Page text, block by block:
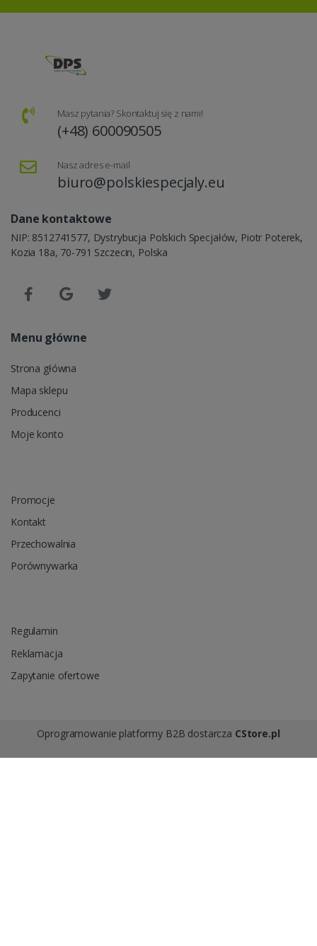
Masz pytania? Skontaktuj się z nami!
(+48) 600090505
Nasz adres e-mail
biuro@polskiespecjaly.eu
Dane kontaktowe
NIP: 8512741577, Dystrybucja Polskich Specjałów, Piotr Poterek,
Kozia 18a, 70-791 Szczecin, Polska
Menu główne
Strona główna
Mapa sklepu
Producenci
Moje konto
Promocje
Kontakt
Przechowalnia
Porównywarka
Regulamin
Reklamacja
Zapytanie ofertowe
Oprogramowanie platformy B2B dostarcza CStore.pl